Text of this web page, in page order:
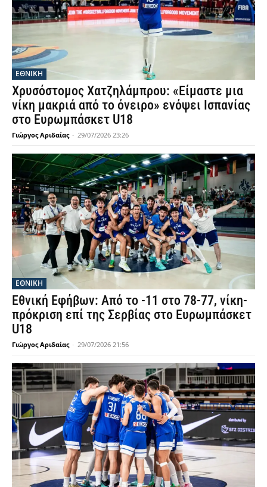
ΕΘΝΙΚΉ
Χρυσόστομος Χατζηλάμπρου: «Είμαστε μια
νίκη μακριά από το όνειρο» ενόψει Ισπανίας
στο Ευρωμπάσκετ U18
Γιώργος Αριδαίας - 29/07/2026 23:26
ΕΘΝΙΚΉ
Εθνική Εφήβων: Από το -11 στο 78-77, νίκη-
πρόκριση επί της Σερβίας στο Ευρωμπάσκετ
U18
Γιώργος Αριδαίας - 29/07/2026 21:56